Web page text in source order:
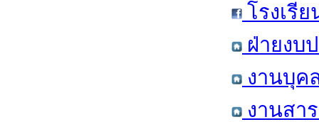
โรงเรี
ฝ่ายงบ
งานบุค
งานสา